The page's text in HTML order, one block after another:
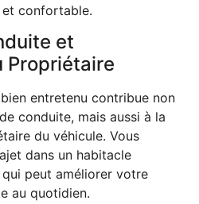
et confortable.
et
Propriétaire
entretenu contribue non
conduite, mais aussi à la
du véhicule. Vous
dans un habitacle
peut améliorer votre
au quotidien.